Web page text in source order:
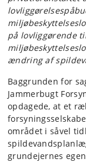
på lovliggørende
ændring af
Baggrunden for
Jammerbugt
opdagede, at et
området i såvel
grundejernes